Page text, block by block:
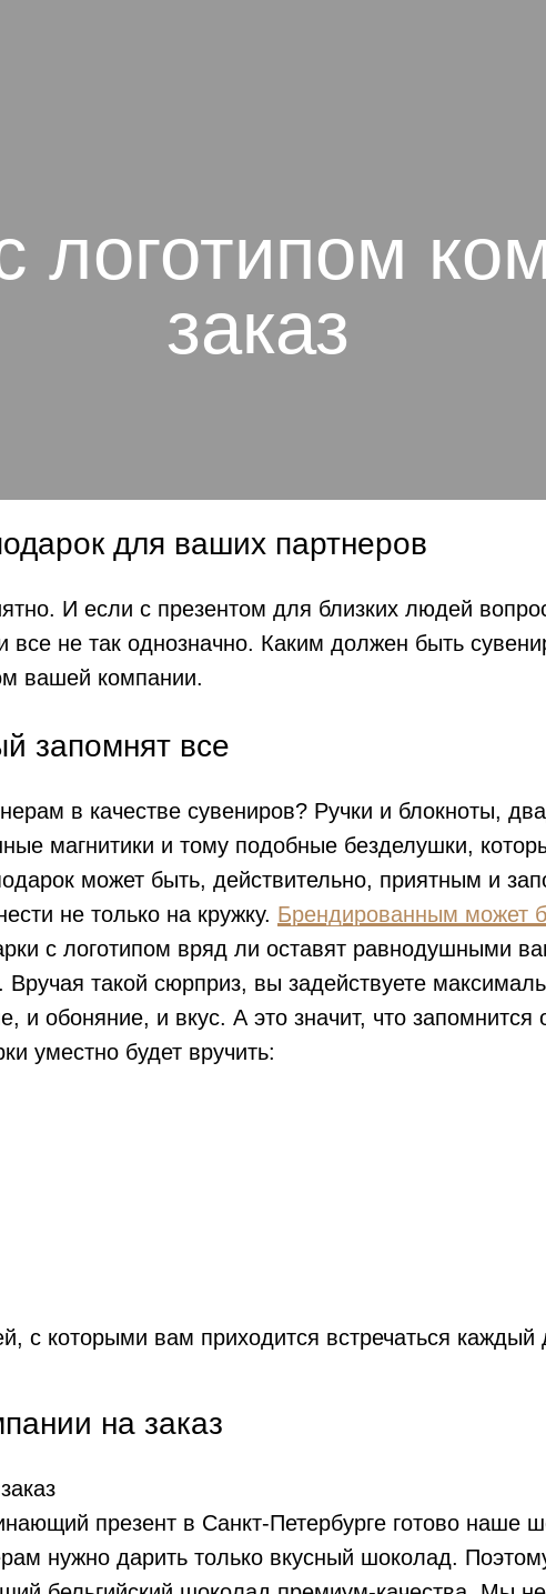
логотипом
заказ
для ваших партнеров
И если с презентом для близких людей
не так однозначно. Каким должен быть
вашей компании.
запомнят все
в качестве сувениров? Ручки и блокноты,
магнитики и тому подобные безделушки,
может быть, действительно, приятным и
не только на кружку. Брендированным может
с логотипом вряд ли оставят равнодушными
такой сюрприз, вы задействуете
и обоняние, и вкус. А это значит, что запомнится
уместно будет вручить:
с которыми вам приходится встречаться
на заказ
презент в Санкт-Петербурге готово
нужно дарить только вкусный шоколад.